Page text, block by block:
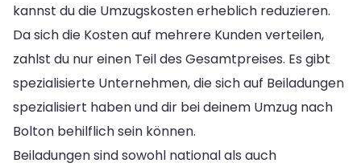
kannst du die Umzugskosten erheblich reduzieren.
Da sich die Kosten auf mehrere Kunden verteilen,
zahlst du nur einen Teil des Gesamtpreises. Es gibt
spezialisierte Unternehmen, die sich auf Beiladungen
spezialisiert haben und dir bei deinem Umzug nach
Bolton behilflich sein können.
Beiladungen sind sowohl national als auch